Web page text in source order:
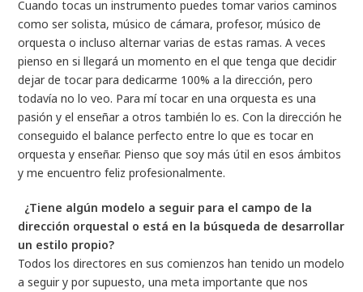
Cuando tocas un instrumento puedes tomar varios caminos
como ser solista, músico de cámara, profesor, músico de
orquesta o incluso alternar varias de estas ramas. A veces
pienso en si llegará un momento en el que tenga que decidir
dejar de tocar para dedicarme 100% a la dirección, pero
todavía no lo veo. Para mí tocar en una orquesta es una
pasión y el enseñar a otros también lo es. Con la dirección he
conseguido el balance perfecto entre lo que es tocar en
orquesta y enseñar. Pienso que soy más útil en esos ámbitos
y me encuentro feliz profesionalmente.
¿Tiene algún modelo a seguir para el campo de la
dirección orquestal o está en la búsqueda de desarrollar
un estilo propio?
Todos los directores en sus comienzos han tenido un modelo
a seguir y por supuesto, una meta importante que nos